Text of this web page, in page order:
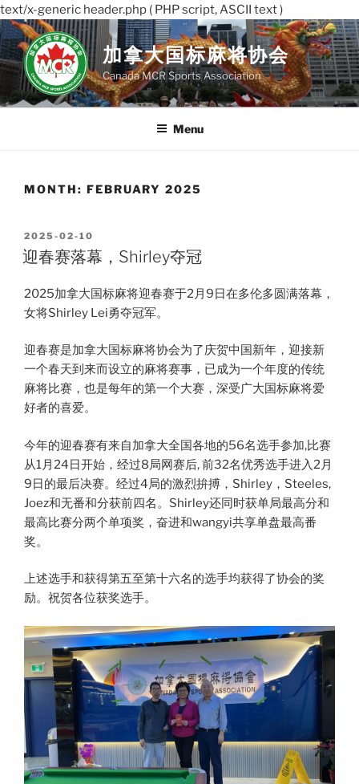
text/x-generic header.php ( PHP script, ASCII text )
Skip
to
content
加拿大国标麻将协会
Canada MCR Sports Association
Menu
MONTH: FEBRUARY 2025
POSTED
ON
2025-02-10
迎春赛落幕，Shirley夺冠
2025加拿大国标麻将迎春赛于2月9日在多伦多圆满落幕，
女将Shirley Lei勇夺冠军。
迎春赛是加拿大国标麻将协会为了庆贺中国新年，迎接新
一个春天到来而设立的麻将赛事，已成为一个年度的传统
麻将比赛，也是每年的第一个大赛，深受广大国标麻将爱
好者的喜爱。
今年的迎春赛有来自加拿大全国各地的56名选手参加,比赛
从1月24日开始，经过8局网赛后, 前32名优秀选手进入2月
9日的最后决赛。经过4局的激烈拚搏，Shirley，Steeles,
Joez和无番和分获前四名。Shirley还同时获单局最高分和
最高比赛分两个单项奖，奋进和wangyi共享单盘最高番
奖。
上述选手和获得第五至第十六名的选手均获得了协会的奖
励。祝贺各位获奖选手。